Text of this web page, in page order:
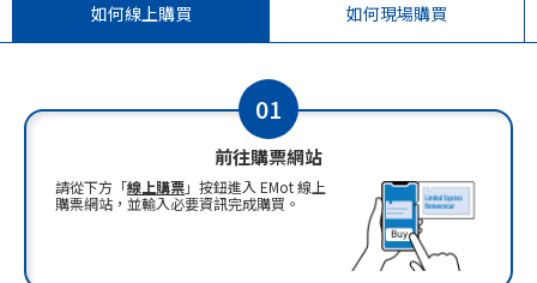
如何線上購買 如何現場購買
01
前往購票網站
請從下方「線上購票」按鈕進入 EMot 線上
購票網站，並輸入必要資訊完成購買。